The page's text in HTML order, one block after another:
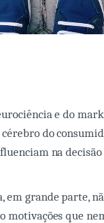
e do
do
na decisão
em grande parte,
motivações que